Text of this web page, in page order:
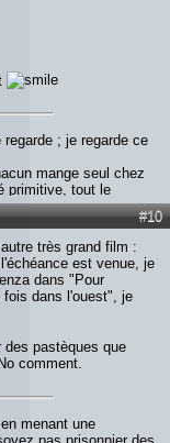
; je regarde ce
mange seul chez
primitive, tout le
ce qu'il a. Quand
affaire à des
#10
très grand film :
est venue, je
dans "Pour
dans l'ouest", je
des pastèques que
comment.
menant une